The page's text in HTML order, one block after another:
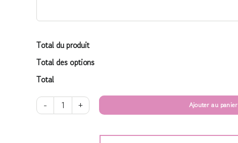
Total du produit
Total des options
Total
quantité
Ajouter au panier